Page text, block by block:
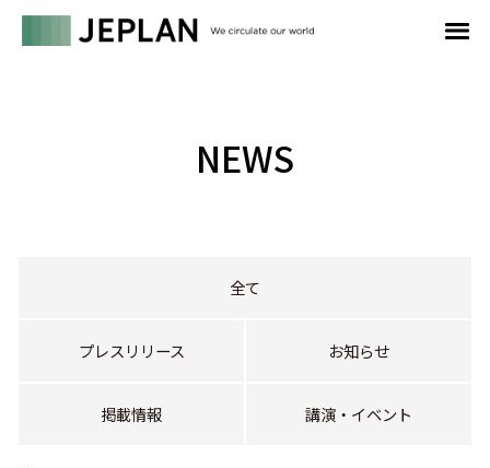
NEWS
全て
プレスリリース お知らせ
掲載情報 講演・イベント